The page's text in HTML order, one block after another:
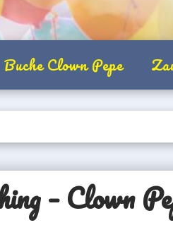
Buche Clown Pepe
– Clown